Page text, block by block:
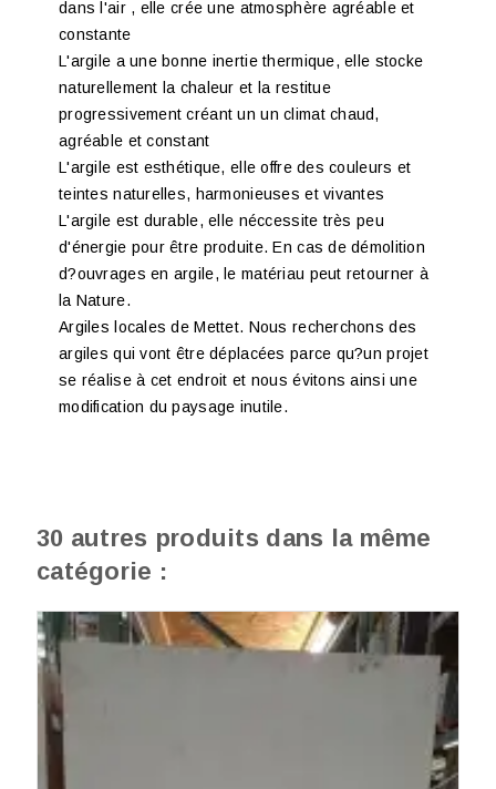
dans l'air , elle crée une atmosphère agréable et
constante
L'argile a une bonne inertie thermique, elle stocke
naturellement la chaleur et la restitue
progressivement créant un un climat chaud,
agréable et constant
L'argile est esthétique, elle offre des couleurs et
teintes naturelles, harmonieuses et vivantes
L'argile est durable, elle néccessite très peu
d'énergie pour être produite. En cas de démolition
d?ouvrages en argile, le matériau peut retourner à
la Nature.
Argiles locales de Mettet. Nous recherchons des
argiles qui vont être déplacées parce qu?un projet
se réalise à cet endroit et nous évitons ainsi une
modification du paysage inutile.
30 autres produits dans la même
catégorie :